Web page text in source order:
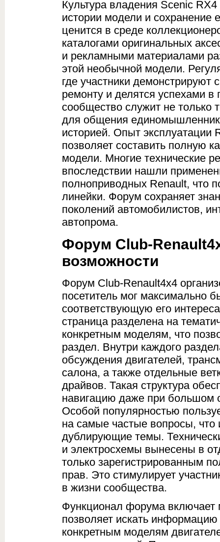
Культура владения Scenic
истории модели и сохранение
ценится в среде
каталогами оригинальных
и рекламными материалами
этой необычной модели.
где участники
ремонту и делятся успехами в
сообщество служит не только
для общения
историей. Опыт эксплуатации
позволяет составить полную
модели. Многие технические
впоследствии нашли
полноприводных Renault, что
линейки. Форум сохраняет
поколений автомобилистов,
автопрома.
Форум Club-
возможности
Форум Club-Renault4x4
посетитель мог максимально
соответствующую его
страница разделена на
конкретным моделям, что
раздел. Внутри каждого
обсуждения двигателей,
салона, а также отдельные
драйвов. Такая структура
навигацию даже при большом
Особой популярностью
на самые частые вопросы, что
дублирующие темы.
и электросхемы вынесены в
только зарегистрированным
прав. Это стимулирует
в жизни сообщества.
Функционал форума включает
позволяет искать
конкретным моделям